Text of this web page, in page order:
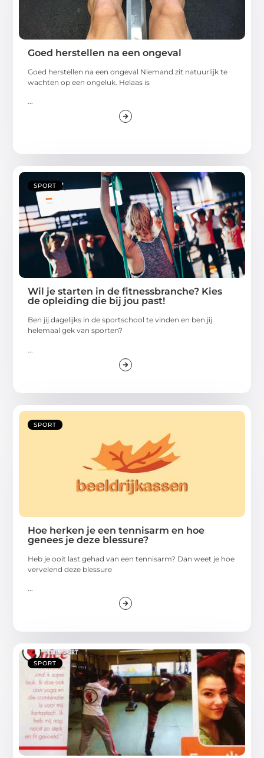
Goed herstellen na een ongeval
Goed herstellen na een ongeval Niemand zit natuurlijk te
wachten op een ongeluk. Helaas is
...
SPORT
Wil je starten in de fitnessbranche? Kies
de opleiding die bij jou past!
Ben jij dagelijks in de sportschool te vinden en ben jij
helemaal gek van sporten?
SPORT
Hoe herken je een tennisarm en hoe
genees je deze blessure?
Heb je ooit last gehad van een tennisarm? Dan weet je hoe
vervelend deze blessure
...
SPORT